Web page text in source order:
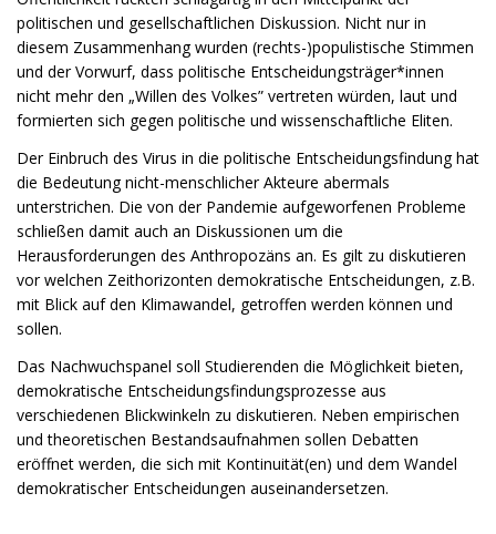
politischen und gesellschaftlichen Diskussion. Nicht nur in
diesem Zusammenhang wurden (rechts-)populistische Stimmen
und der Vorwurf, dass politische Entscheidungsträger*innen
nicht mehr den „Willen des Volkes” vertreten würden, laut und
formierten sich gegen politische und wissenschaftliche Eliten.
Der Einbruch des Virus in die politische Entscheidungsfindung hat
die Bedeutung nicht-menschlicher Akteure abermals
unterstrichen. Die von der Pandemie aufgeworfenen Probleme
schließen damit auch an Diskussionen um die
Herausforderungen des Anthropozäns an. Es gilt zu diskutieren
vor welchen Zeithorizonten demokratische Entscheidungen, z.B.
mit Blick auf den Klimawandel, getroffen werden können und
sollen.
Das Nachwuchspanel soll Studierenden die Möglichkeit bieten,
demokratische Entscheidungsfindungsprozesse aus
verschiedenen Blickwinkeln zu diskutieren. Neben empirischen
und theoretischen Bestandsaufnahmen sollen Debatten
eröffnet werden, die sich mit Kontinuität(en) und dem Wandel
demokratischer Entscheidungen auseinandersetzen.